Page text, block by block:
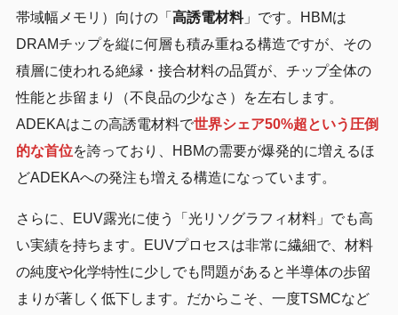
帯域幅メモリ）向けの「 高誘電材料」です。HBMは
DRAMチップを縦に何層も積み重ねる構造ですが、その
積層に使われる絶縁・接合材料の品質が、チップ全体の
性能と歩留まり（不良品の少なさ）を左右します。
ADEKAはこの高誘電材料で世界シェア50%超という圧倒
的な首位を誇っており、HBMの需要が爆発的に増えるほ
どADEKAへの発注も増える構造になっています。
さらに、EUV露光に使う「光リソグラフィ材料」でも高
い実績を持ちます。EUVプロセスは非常に繊細で、材料
の純度や化学特性に少しでも問題があると半導体の歩留
まりが著しく低下します。だからこそ、一度TSMCなど